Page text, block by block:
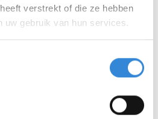
verstrekt of die ze hebben
uw gebruik van hun services.
verhalend jaarverslag,
verhalen van verschillende
initiatieven en de cijfers
we terug op de reis die we
en kijken we vooruit